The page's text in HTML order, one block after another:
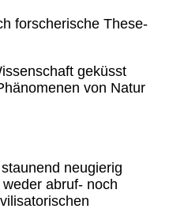
forscherische These-
geküsst
von Natur
neugierig
abruf- noch